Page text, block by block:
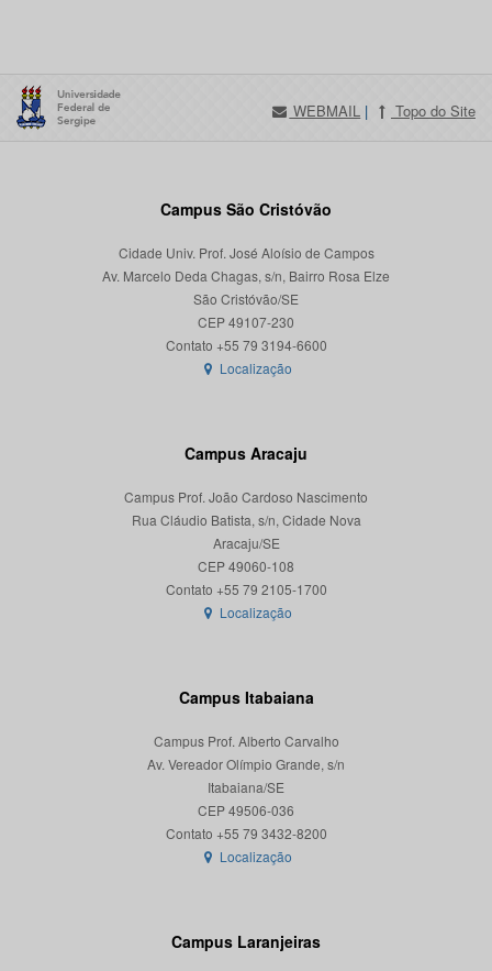
WEBMAIL | Topo do Site
Campus São Cristóvão
Cidade Univ. Prof. José Aloísio de Campos
Av. Marcelo Deda Chagas, s/n, Bairro Rosa Elze
São Cristóvão/SE
CEP 49107-230
Localização
Campus Aracaju
Campus Prof. João Cardoso Nascimento
Rua Cláudio Batista, s/n, Cidade Nova
Aracaju/SE
CEP 49060-108
Localização
Campus Itabaiana
Campus Prof. Alberto Carvalho
Av. Vereador Olímpio Grande, s/n
Itabaiana/SE
CEP 49506-036
Localização
Campus Laranjeiras